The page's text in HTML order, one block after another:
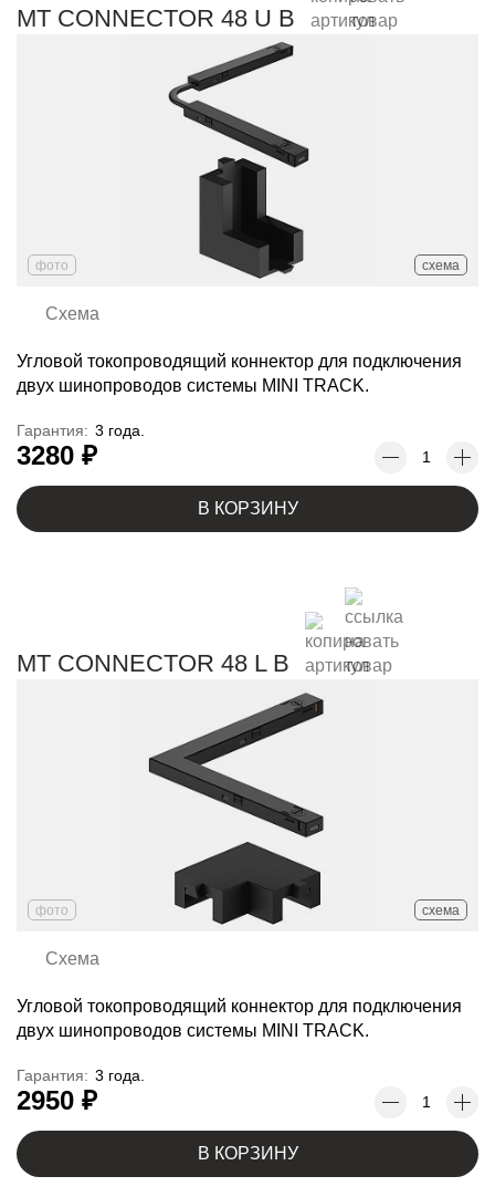
MT CONNECTOR 48 U B
фото схема
Схема
Угловой токопроводящий коннектор для подключения
двух шинопроводов системы MINI TRACK.
Гарантия: 3 года.
3280 ₽
В КОРЗИНУ
MT CONNECTOR 48 L B
фото схема
Схема
Угловой токопроводящий коннектор для подключения
двух шинопроводов системы MINI TRACK.
Гарантия: 3 года.
2950 ₽
В КОРЗИНУ